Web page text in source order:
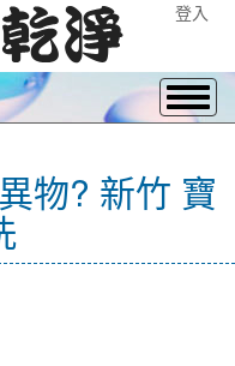
登入
物? 新竹 寶